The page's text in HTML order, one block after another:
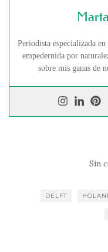
Periodista especializada
empedernida por
sobre mis ganas de
Sin
DELFT